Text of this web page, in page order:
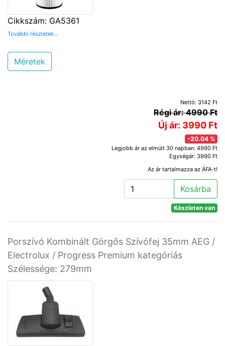
Cikkszám: GA5361
További részletek...
Méretek
Nettó: 3142 Ft
Régi ár: 4990 Ft
Új ár: 3990 Ft
-20.04 %
Legjobb ár az elmúlt 30 napban: 4990 Ft
Egységár: 3990 Ft
Az ár tartalmazza az ÁFA-t!
Kosárba
Készleten van
Porszívó Kombinált Görgős Szívófej 35mm AEG /
Electrolux / Progress Premium kategóriás
Szélessége: 279mm